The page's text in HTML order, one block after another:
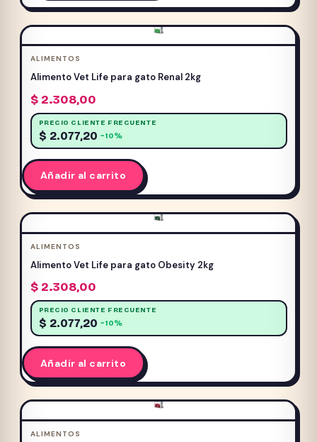
Sin categorizar
ACUARIO(57)
(633)
Ver todo GATOS
ALIMENTOS Y PREMIOS
CAMAS Y ALMOHADONES
COLLARES Y CORREAS(29)
COMEDEROS Y BEBEDEROS
HIGIENE Y ESTETICA
(75)
JUGUETES
RASCADORES(68)
TRANSPORTADORAS
Promo Frost(3)
Servicio Mutual
últimos
ALIMENTOS
Alimento Vet Life para gato Renal 2kg
$2.308,00
PRECIO CLIENTE FRECUENTE
$ 2.077,20 −10%
Añadir al carrito
ALIMENTOS
Alimento Vet Life para gato Obesity 2kg
$2.308,00
PRECIO CLIENTE FRECUENTE
$ 2.077,20 −10%
Añadir al carrito
ALIMENTOS